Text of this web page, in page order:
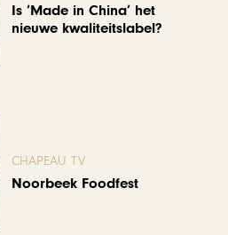
Is ‘Made in China’ het
nieuwe kwaliteitslabel?
CHAPEAU TV
Noorbeek Foodfest